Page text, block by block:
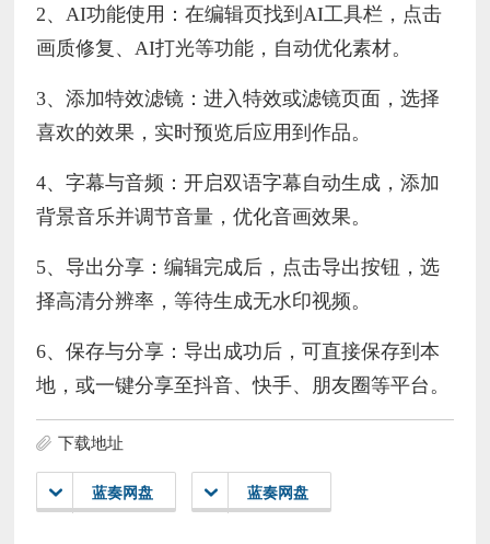
2、AI功能使用：在编辑页找到AI工具栏，点击
画质修复、AI打光等功能，自动优化素材。
3、添加特效滤镜：进入特效或滤镜页面，选择
喜欢的效果，实时预览后应用到作品。
4、字幕与音频：开启双语字幕自动生成，添加
背景音乐并调节音量，优化音画效果。
5、导出分享：编辑完成后，点击导出按钮，选
择高清分辨率，等待生成无水印视频。
6、保存与分享：导出成功后，可直接保存到本
地，或一键分享至抖音、快手、朋友圈等平台。
下载地址
蓝奏网盘 蓝奏网盘